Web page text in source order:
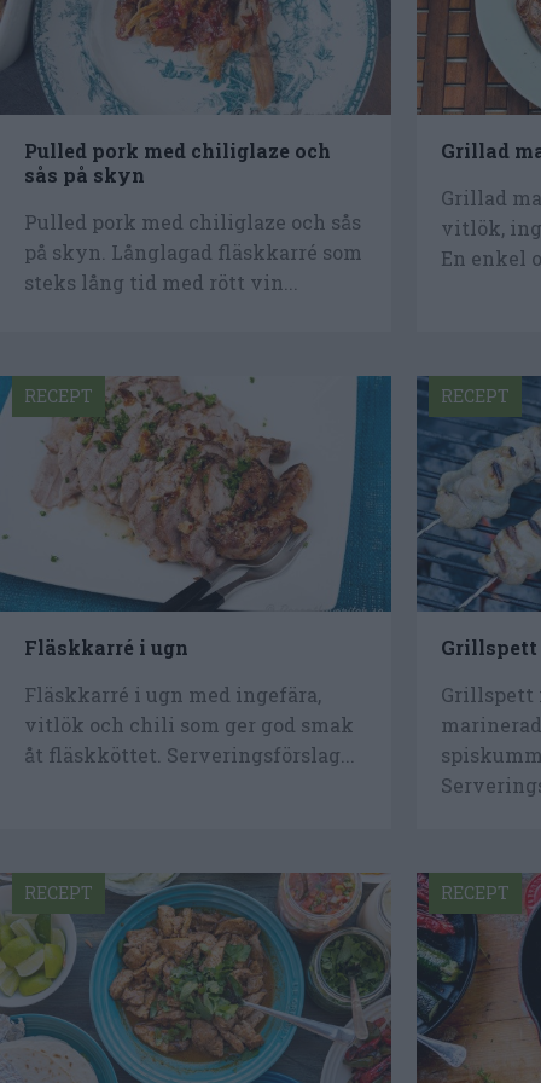
Pulled pork med chiliglaze och
sås på skyn
Pulled pork med chiliglaze och sås
på skyn. Långlagad fläskkarré som
steks lång tid med rött vin...
Grillad
Grillad
vitlök,
En enkel
Fläskkarré i ugn
Fläskkarré i ugn med ingefära,
vitlök och chili som ger god smak
åt fläskköttet. Serveringsförslag...
RECEPT
Grillspett
Grillspett
RECEPT
RECEPT RECEPT